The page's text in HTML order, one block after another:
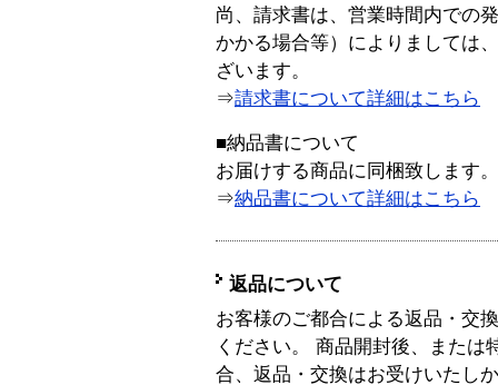
尚、請求書は、営業時間内での
かかる場合等）によりましては
ざいます。
⇒請求書について詳細はこちら
■納品書について
お届けする商品に同梱致します。
⇒納品書について詳細はこちら
返品について
お客様のご都合による返品・交
ください。 商品開封後、または
合、返品・交換はお受けいたし